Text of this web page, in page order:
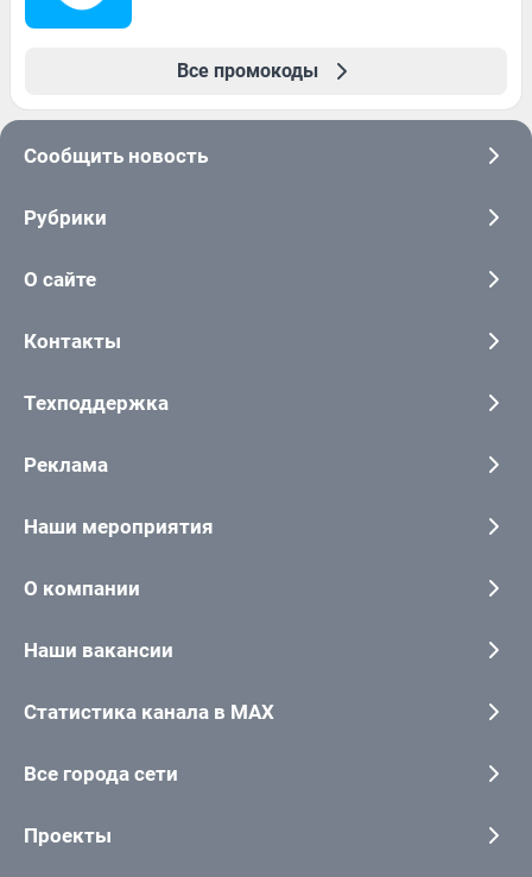
Все промокоды
Сообщить новость
Рубрики
О сайте
Контакты
Техподдержка
Реклама
Наши мероприятия
О компании
Наши вакансии
Статистика канала в MAX
Все города сети
Проекты